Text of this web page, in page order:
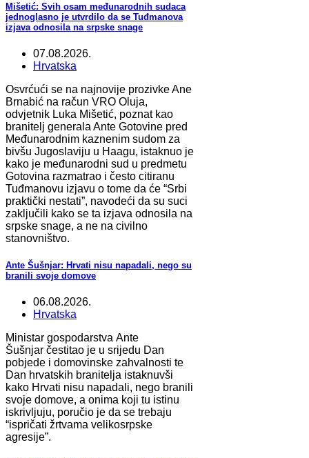
Mišetić: Svih osam međunarodnih sudaca
jednoglasno je utvrdilo da se Tuđmanova
izjava odnosila na srpske snage
07.08.2026.
Hrvatska
Osvrćući se na najnovije prozivke Ane
Brnabić na račun VRO Oluja,
odvjetnik Luka Mišetić, poznat kao
branitelj generala Ante Gotovine pred
Međunarodnim kaznenim sudom za
bivšu Jugoslaviju u Haagu, istaknuo je
kako je međunarodni sud u predmetu
Gotovina razmatrao i često citiranu
Tuđmanovu izjavu o tome da će “Srbi
praktički nestati”, navodeći da su suci
zaključili kako se ta izjava odnosila na
srpske snage, a ne na civilno
stanovništvo.
Ante Šušnjar: Hrvati nisu napadali, nego su
branili svoje domove
06.08.2026.
Hrvatska
Ministar gospodarstva Ante
Šušnjar čestitao je u srijedu Dan
pobjede i domovinske zahvalnosti te
Dan hrvatskih branitelja istaknuvši
kako Hrvati nisu napadali, nego branili
svoje domove, a onima koji tu istinu
iskrivljuju, poručio je da se trebaju
“ispričati žrtvama velikosrpske
agresije”.